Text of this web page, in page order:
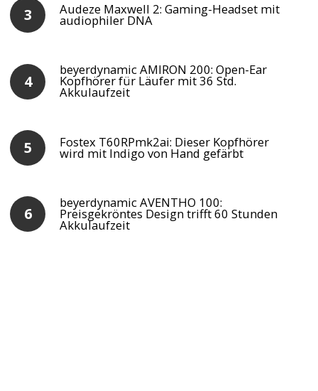
Audeze Maxwell 2: Gaming-Headset mit
audiophiler DNA
beyerdynamic AMIRON 200: Open-Ear
Kopfhörer für Läufer mit 36 Std.
Akkulaufzeit
Fostex T60RPmk2ai: Dieser Kopfhörer
wird mit Indigo von Hand gefärbt
beyerdynamic AVENTHO 100:
Preisgekröntes Design trifft 60 Stunden
Akkulaufzeit